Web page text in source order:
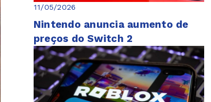
11/05/2026
Nintendo anuncia aumento de
preços do Switch 2